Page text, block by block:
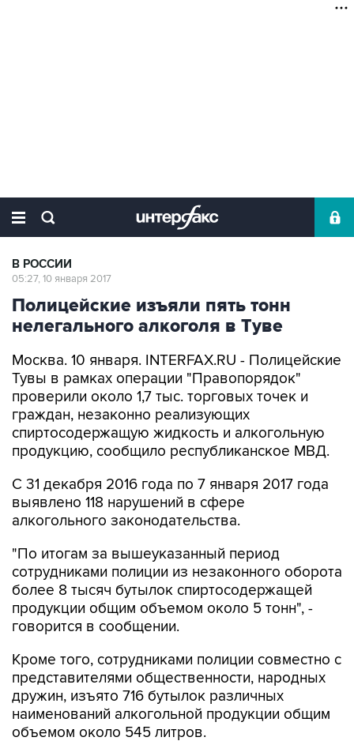
В РОССИИ
05:27, 10 января 2017
Полицейские изъяли пять тонн
нелегального алкоголя в Туве
Москва. 10 января. INTERFAX.RU - Полицейские
Тувы в рамках операции "Правопорядок"
проверили около 1,7 тыс. торговых точек и
граждан, незаконно реализующих
спиртосодержащую жидкость и алкогольную
продукцию, сообщило республиканское МВД.
С 31 декабря 2016 года по 7 января 2017 года
выявлено 118 нарушений в сфере
алкогольного законодательства.
"По итогам за вышеуказанный период
сотрудниками полиции из незаконного оборота
более 8 тысяч бутылок спиртосодержащей
продукции общим объемом около 5 тонн", -
говорится в сообщении.
Кроме того, сотрудниками полиции совместно с
представителями общественности, народных
дружин, изъято 716 бутылок различных
наименований алкогольной продукции общим
объемом около 545 литров.